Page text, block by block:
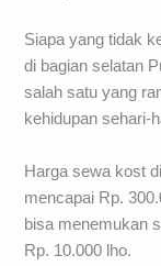
Siapa yang tidak
di bagian selatan
salah satu yang
kehidupan sehari-
Harga sewa kost
mencapai Rp.
bisa menemukan
Rp. 10.000 lho.